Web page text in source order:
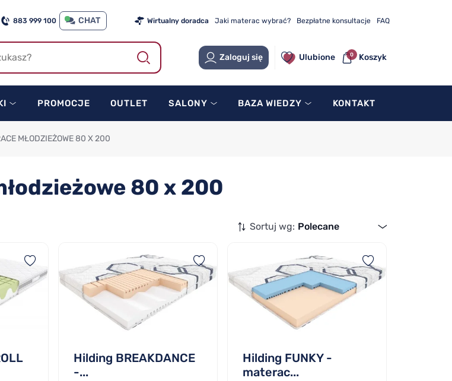
883 999 100 CHAT Wirtualny doradca Jaki materac wybrać? Bezpłatne konsultacje FAQ
Zaloguj się Ulubione Koszyk
0
PROMOCJE OUTLET SALONY BAZA WIEDZY KONTAKT
MŁODZIEŻOWE 80 X 200
80 x 200
Sortuj wg: Polecane
Hilding BREAKDANCE
-...
Hilding FUNKY -
materac...